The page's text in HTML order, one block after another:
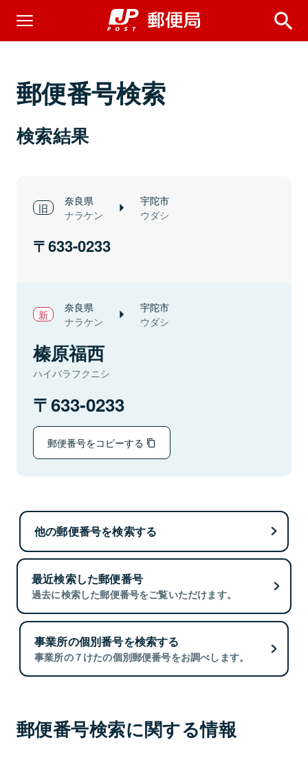
郵便番号検索
検索結果
奈良県
ナラケン
宇陀市
ウダシ
633-0233
奈良県
ナラケン
宇陀市
ウダシ
榛原福西
ハイバラフクニシ
633-0233
郵便番号をコピーする
他の郵便番号を検索する
最近検索した郵便番号
過去に検索した郵便番号をご覧いただけます。
事業所の個別番号を検索する
事業所の７けたの個別郵便番号をお調べします。
郵便番号検索に関する情報